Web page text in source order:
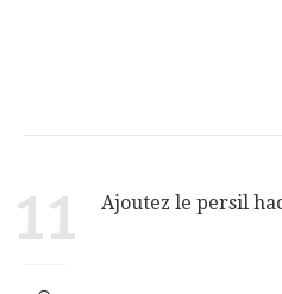
11 Ajoutez le persil